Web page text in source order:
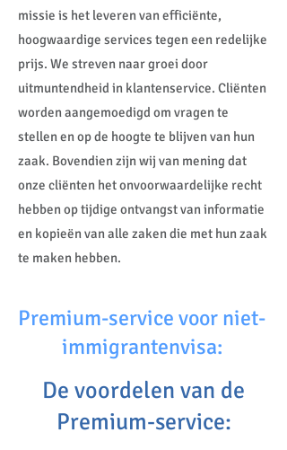
missie is het leveren van efficiënte,
hoogwaardige services tegen een redelijke
prijs. We streven naar groei door
uitmuntendheid in klantenservice. Cliënten
worden aangemoedigd om vragen te
stellen en op de hoogte te blijven van hun
zaak. Bovendien zijn wij van mening dat
onze cliënten het onvoorwaardelijke recht
hebben op tijdige ontvangst van informatie
en kopieën van alle zaken die met hun zaak
te maken hebben.
Premium-service voor niet-
immigrantenvisa:
De voordelen van de
Premium-service: